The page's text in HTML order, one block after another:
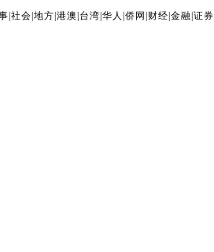
社会 地方 港澳 台湾 华人 侨网 财经 金融 证券